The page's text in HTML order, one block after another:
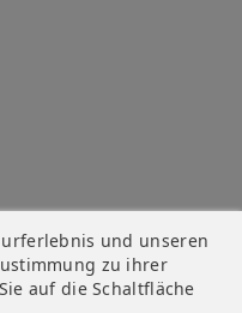
und unseren
zu ihrer
auf die Schaltfläche